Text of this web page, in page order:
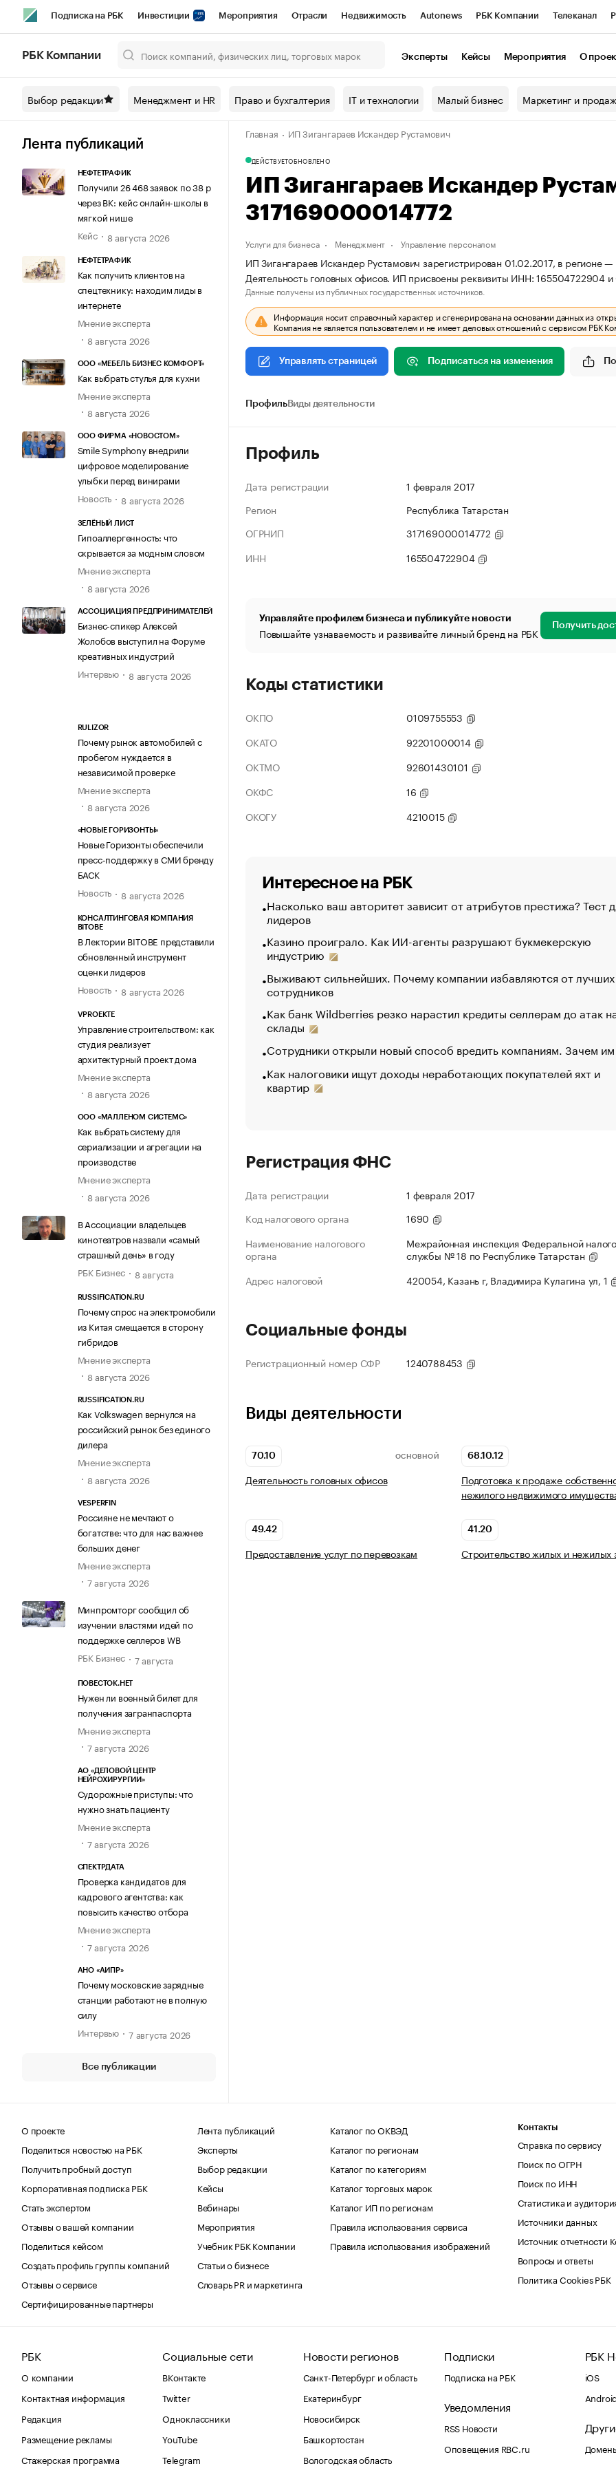
Подписка на РБК Инвестиции Мероприятия Отрасли Недвижимость Autonews РБК Компании Телеканал
Спецпроекты СПб Конференции СПб Спецпроекты Проверка контрагентов
Технологии и медиа Рынок наличной валюты
РБК Компании Эксперты Кейсы Мероприятия О
Выбор редакции Менеджмент и HR Право и бухгалтерия IT и технологии Малый бизнес Маркетинг и
Лента публикаций
НЕФТЕТРАФИК
Получили 26 468 заявок по 38 р
через ВК: кейс онлайн-школы в
мягкой нише
Кейс
8 августа 2026
НЕФТЕТРАФИК
Как получить клиентов на
спецтехнику: находим лиды в
интернете
Мнение эксперта
8 августа 2026
ООО «МЕБЕЛЬ БИЗНЕС КОМФОРТ»
Как выбрать стулья для кухни
Мнение эксперта
8 августа 2026
ООО ФИРМА «НОВОСТОМ»
Smile Symphony внедрили
цифровое моделирование
улыбки перед винирами
Новость
8 августа 2026
ЗЕЛЁНЫЙ ЛИСТ
Гипоаллергенность: что
скрывается за модным словом
Мнение эксперта
8 августа 2026
АССОЦИАЦИЯ ПРЕДПРИНИМАТЕЛЕЙ
Бизнес-спикер Алексей
Жолобов выступил на Форуме
креативных индустрий
Интервью
8 августа 2026
RULIZOR
Почему рынок автомобилей с
пробегом нуждается в
независимой проверке
Мнение эксперта
8 августа 2026
«НОВЫЕ ГОРИЗОНТЫ»
Новые Горизонты обеспечили
пресс-поддержку в СМИ бренду
БАСК
Новость
8 августа 2026
КОНСАЛТИНГОВАЯ КОМПАНИЯ
BITOBE
В Лектории BITOBE представили
обновленный инструмент
оценки лидеров
Новость
8 августа 2026
VPROEKTE
Управление строительством: как
студия реализует
архитектурный проект дома
Мнение эксперта
8 августа 2026
ООО «МАЛЛЕНОМ СИСТЕМС»
Как выбрать систему для
сериализации и агрегации на
производстве
Мнение эксперта
8 августа 2026
В Ассоциации владельцев
кинотеатров назвали «самый
страшный день» в году
РБК Бизнес
8 августа
RUSSIFICATION.RU
Почему спрос на электромобили
из Китая смещается в сторону
гибридов
Мнение эксперта
8 августа 2026
RUSSIFICATION.RU
Как Volkswagen вернулся на
российский рынок без единого
дилера
Мнение эксперта
8 августа 2026
VESPERFIN
Россияне не мечтают о
богатстве: что для нас важнее
больших денег
Мнение эксперта
7 августа 2026
Минпромторг сообщил об
изучении властями идей по
поддержке селлеров WB
РБК Бизнес
7 августа
ПОВЕСТОК.НЕТ
Нужен ли военный билет для
получения загранпаспорта
Мнение эксперта
7 августа 2026
АО «ДЕЛОВОЙ ЦЕНТР
НЕЙРОХИРУРГИИ»
Судорожные приступы: что
нужно знать пациенту
Мнение эксперта
7 августа 2026
СПЕКТРДАТА
Проверка кандидатов для
кадрового агентства: как
повысить качество отбора
Мнение эксперта
7 августа 2026
АНО «АИПР»
Почему московские зарядные
станции работают не в полную
силу
Интервью
7 августа 2026
Все публикации
Главная ИП Зигангараев Искандер Рустамович
ДЕЙСТВУЕТОБНОВЛЕНО
ИП Зигангараев Искандер
317169000014772
Услуги для бизнеса Менеджмент Управление персоналом
ИП Зигангараев Искандер Рустамович зарегистрирован 01.02.2017, в регионе
Деятельность головных офисов. ИП присвоены реквизиты ИНН: 165504722904
Данные получены из публичных государственных источников.
Информация носит справочный характер и сгенерирована на основании данных из
Компания не является пользователем и не имеет деловых отношений с сервисом РБК
Управлять страницей Подписаться на изменения
ПрофильВиды деятельности
Профиль
Дата регистрации
1 февраля 2017
Регион
Республика Татарстан
ОГРНИП
317169000014772
ИНН
165504722904
Управляйте профилем бизнеса и публикуйте новости
Повышайте узнаваемость и развивайте личный бренд на РБК Получить
Коды статистики
ОКПО
0109755553
ОКАТО
92201000014
ОКТМО
92601430101
ОКФС
16
ОКОГУ
4210015
Интересное на РБК
Насколько ваш авторитет зависит от атрибутов престижа? Тест
лидеров
Казино проиграло. Как ИИ-агенты разрушают букмекерскую
индустрию
Выживают сильнейших. Почему компании избавляются от лучших
сотрудников
Как банк Wildberries резко нарастил кредиты селлерам до атак
склады
Сотрудники открыли новый способ вредить компаниям. Зачем
Как налоговики ищут доходы неработающих покупателей яхт и
квартир
Регистрация ФНС
Дата регистрации
1 февраля 2017
Код налогового органа
1690
Наименование налогового
органа
Межрайонная инспекция Федеральной
службы № 18 по Республике Татарстан
Адрес налоговой
420054, Казань г, Владимира Кулагина ул, 1
Социальные фонды
Регистрационный номер СФР 1240788453
Виды деятельности
70.10 ОСНОВНОЙ
Деятельность головных офисов
68.10.12
Подготовка к продаже
нежилого недвижимого
49.42
Предоставление услуг по перевозкам
41.20
Строительство жилых и нежилых
О проекте
Поделиться новостью на РБК
Получить пробный доступ
Корпоративная подписка РБК
Стать экспертом
Отзывы о вашей компании
Поделиться кейсом
Создать профиль группы компаний
Отзывы о сервисе
Сертифицированные партнеры
Лента публикаций
Эксперты
Выбор редакции
Кейсы
Вебинары
Мероприятия
Учебник РБК Компании
Статьи о бизнесе
Словарь PR и маркетинга
Каталог по ОКВЭД
Каталог по регионам
Каталог по категориям
Каталог торговых марок
Каталог ИП по регионам
Правила использования сервиса
Правила использования изображений
Контакты
Справка по сервису
Поиск по ОГРН
Поиск по ИНН
Статистика и
Источники данных
Источник отчетности
Вопросы и ответы
Политика Cookies РБК
РБК
О компании
Контактная информация
Редакция
Размещение рекламы
Стажерская программа
Социальные сети
ВКонтакте
Twitter
Одноклассники
YouTube
Telegram
Новости регионов
Санкт-Петербург и область
Екатеринбург
Новосибирск
Башкортостан
Вологодская область
Подписки
Подписка на РБК
Уведомления
RSS Новости
Оповещения RBC.ru
РБК
iOS